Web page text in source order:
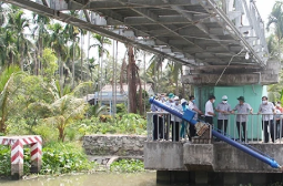
GIÁO DỤC
Y TẾ
KHOA HỌC - CÔNG NGHỆ
MÔI TRƯỜNG